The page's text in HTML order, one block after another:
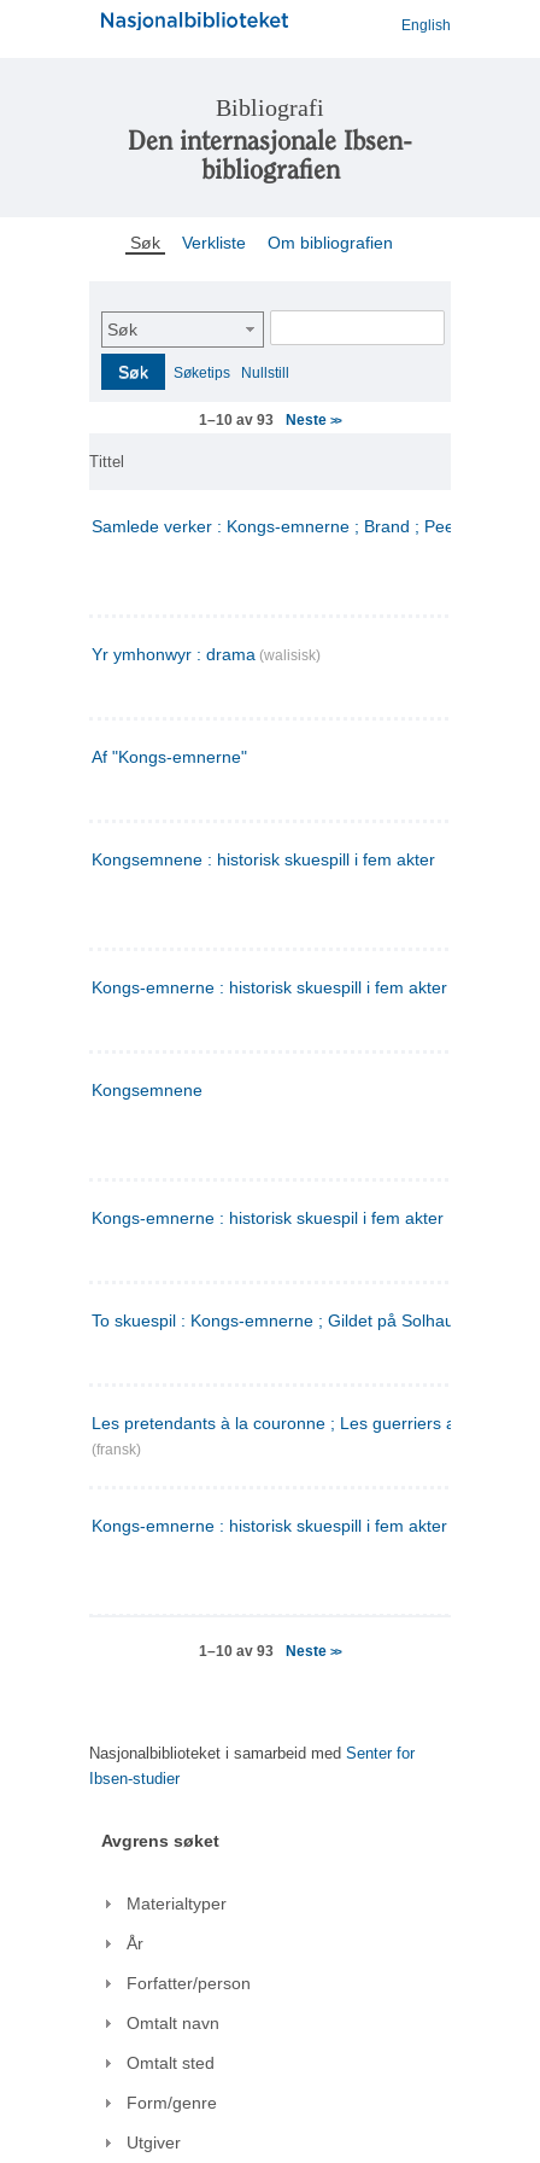
English
Bibliografi
Den internasjonale Ibsen-
bibliografien
Søk Verkliste Om bibliografien
Søk
Søk Søketips Nullstill
1–10 av 93 Neste>>
Tittel
Samlede verker : Kongs-emnerne ; Brand ; Peer Gynt. 2
Yr ymhonwyr : drama (walisisk)
Af "Kongs-emnerne"
Kongsemnene : historisk skuespill i fem akter
Kongs-emnerne : historisk skuespill i fem akter
Kongsemnene
Kongs-emnerne : historisk skuespil i fem akter
To skuespil : Kongs-emnerne ; Gildet på Solhaug
Les pretendants à la couronne ; Les guerriers a Helgeland
(fransk)
Kongs-emnerne : historisk skuespill i fem akter
1–10 av 93 Neste>>
Nasjonalbiblioteket i samarbeid med Senter for
Ibsen-studier
Avgrens søket
Materialtyper
År
Forfatter/person
Omtalt navn
Omtalt sted
Form/genre
Utgiver